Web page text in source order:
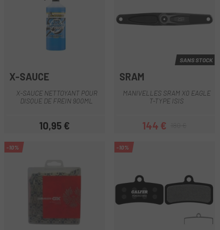
X-SAUCE
X-SAUCE NETTOYANT POUR
DISQUE DE FREIN 900ML
Prix
10,95 €
SANS STOCK
SRAM
MANIVELLES SRAM X0 EAGLE
T-TYPE ISIS
Prix
144 €Prix habituel
-10% -10%